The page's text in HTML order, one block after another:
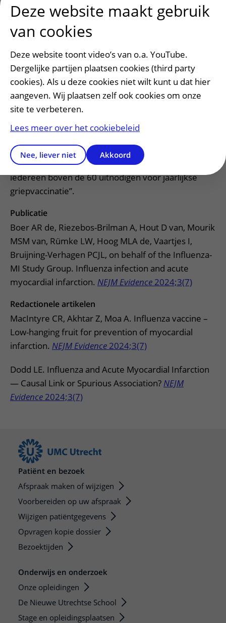
voorkómen. Patienten met een voorgeschiedenis
van hart- en vaatziekten krijgen die medicatie
standaard en onze studie laat zien dat zij beter
beschermd zijn. Volwassenen zonder eerdere
hartproblemen die een ernstige influenza-infectie
doormaken zouden dus wellicht ook baat hebben bij
een tijdelijke antistollingsbehandeling om het risico
op een hartaanval te verkleinen. Daarnaast
onderstreept deze studie ook het belang van
voorkomen. De gemiddelde leeftijd in ons
onderzoek was 74 jaar, terwijl we in Nederland
iedereen boven de 60 uitnodigen voor jaarlijkse
griepvaccinatie”.
Publicatie
Boer AR de, Riezebos-Brilman A, Hout D van, Mourik
MSM van, Rümke LW, Hoog MLA de, Vaartjes I,
Bruijning-Verhagen PCJL, on behalf of the Influenza-
MI Study Group. Influenza infection and acute
myocardial infarction. NEJM Evidence 2024;3(7)
Redactionele artikelen
MacIntyre CR, Akhtar Z, Moa A. Influenza vaccine –
Low-hanging fruit for prevention of myocardial
infarction. NEJM Evidence 2024;3(7)
Dodd LE. Influenza and Acute Myocardial Infarction
— Causal Link or Spurious Association? NEJM
Evidence 2024;3(7)
Patiënt en bezoek
Afspraak maken of wijzigen
Voorbereiden op uw afspraak
Wijzigen patiëntgegevens
Opvragen kopie dossier
Bezoektijden
Onderwijs en onderzoek
Onze opleidingen
De Nieuwe Utrechtse School
Stage en opleidingsplaatsen
Deze website maakt gebruik
van cookies
Deze website toont video’s van o.a. YouTube.
Dergelijke partijen plaatsen cookies (third party
cookies). Als u deze cookies niet wilt kunt u dat hier
aangeven. Wij plaatsen zelf ook cookies om onze
site te verbeteren.
Lees meer over het cookiebeleid
Nee, liever niet Akkoord